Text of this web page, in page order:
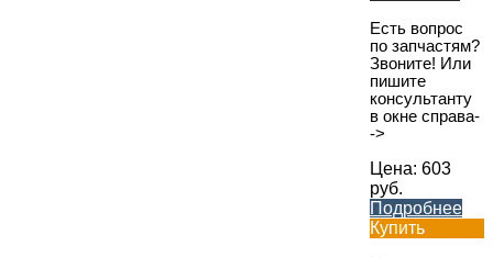
Есть вопрос
по запчастям?
Звоните! Или
пишите
консультанту
в окне справа-
->
Цена: 603
руб.
Подробнее
Купить